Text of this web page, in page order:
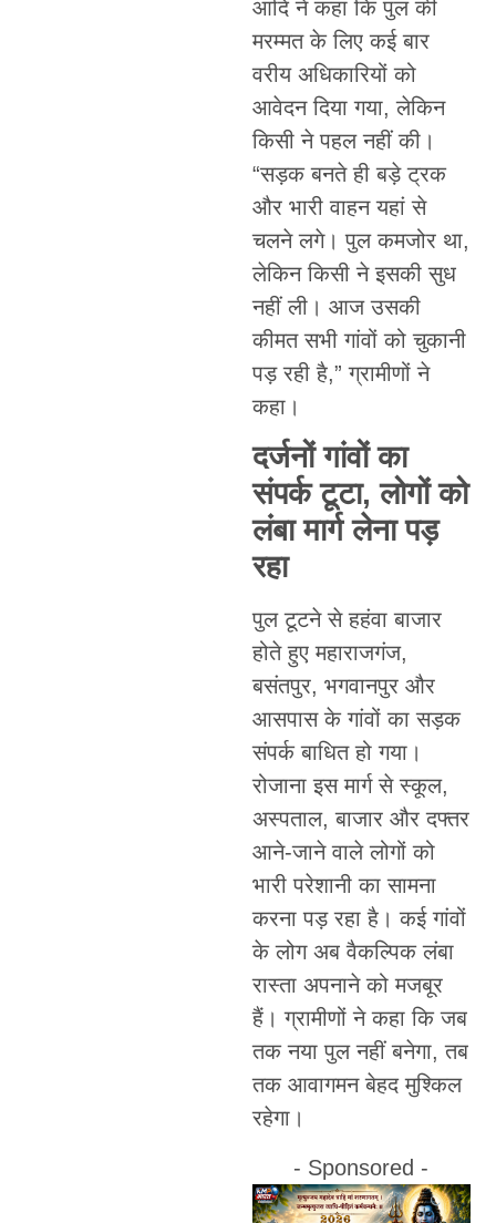
आदि ने कहा कि पुल की
मरम्मत के लिए कई बार
वरीय अधिकारियों को
आवेदन दिया गया, लेकिन
किसी ने पहल नहीं की।
“सड़क बनते ही बड़े ट्रक
और भारी वाहन यहां से
चलने लगे। पुल कमजोर था,
लेकिन किसी ने इसकी सुध
नहीं ली। आज उसकी
कीमत सभी गांवों को चुकानी
पड़ रही है,” ग्रामीणों ने
कहा।
दर्जनों गांवों का
संपर्क टूटा, लोगों को
लंबा मार्ग लेना पड़
रहा
पुल टूटने से हहंवा बाजार
होते हुए महाराजगंज,
बसंतपुर, भगवानपुर और
आसपास के गांवों का सड़क
संपर्क बाधित हो गया।
रोजाना इस मार्ग से स्कूल,
अस्पताल, बाजार और दफ्तर
आने-जाने वाले लोगों को
भारी परेशानी का सामना
करना पड़ रहा है। कई गांवों
के लोग अब वैकल्पिक लंबा
रास्ता अपनाने को मजबूर
हैं। ग्रामीणों ने कहा कि जब
तक नया पुल नहीं बनेगा, तब
तक आवागमन बेहद मुश्किल
रहेगा।
- Sponsored -